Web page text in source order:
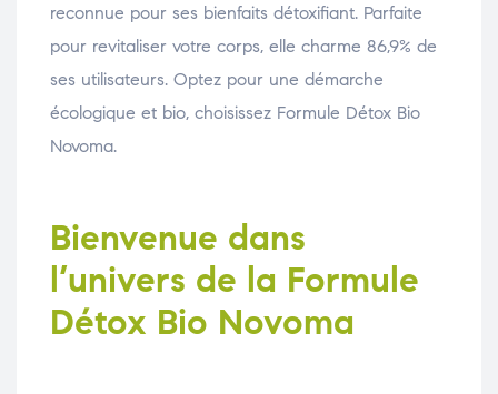
reconnue pour ses bienfaits détoxifiant. Parfaite
pour revitaliser votre corps, elle charme 86,9% de
ses utilisateurs. Optez pour une démarche
écologique et bio, choisissez Formule Détox Bio
Novoma.
Bienvenue dans
l’univers de la Formule
Détox Bio Novoma